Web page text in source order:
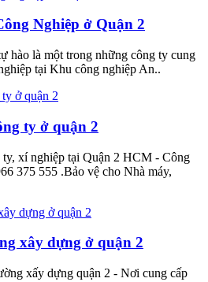
Nghiệp ở Quận 2
hào là một trong những công ty cung
tại Khu công nghiệp An..
ty ở quận 2
xí nghiệp tại Quận 2 HCM - Công
375 555 .Bảo vệ cho Nhà máy,
xây dựng ở quận 2
xấy dựng quận 2 - Nơi cung cấp